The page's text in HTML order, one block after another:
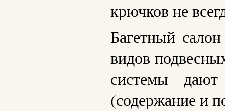
крючков не
Багетный
видов
системы
(содержание и